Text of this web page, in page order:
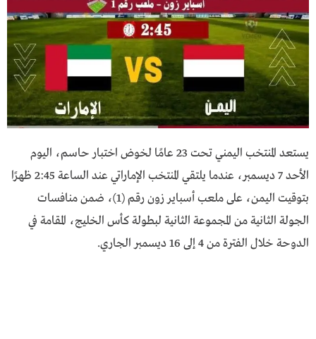
يستعد المنتخب اليمني تحت 23 عامًا لخوض اختبار حاسم، اليوم
الأحد 7 ديسمبر، عندما يلتقي المنتخب الإماراتي عند الساعة 2:45 ظهرًا
بتوقيت اليمن، على ملعب أسباير زون رقم (1)، ضمن منافسات
الجولة الثانية من المجموعة الثانية لبطولة كأس الخليج، المقامة في
الدوحة خلال الفترة من 4 إلى 16 ديسمبر الجاري.